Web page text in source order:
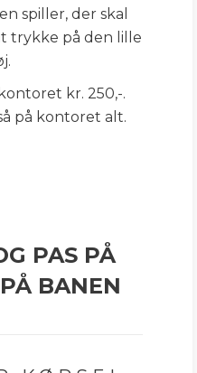
spiller, der skal
trykke på den lille
kr. 250,-.
på kontoret alt.
PAS PÅ
BANEN